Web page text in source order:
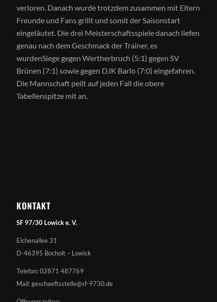
verloren. Danach wurde trotzdem zusammen mit Eltern
Freunde und Fans grillt und somitder Saisonstart
eingeläutet. Diedrei Meisterschaftsspiele danach liefen
genau nach dem Geschmack der Trainer,es
wurdenSiege gegen Wertherbruch (5:1) gegen SV
Brünen (7:1) sowie gegen DJK Barlo(7:0) eingefahren.
Die Mannschaft peiltauf jeden Fall die obere
Tabellenspitze mit an.
KONTAKT
SF 97/30 Lowick e. V.
Eichenallee 31
D-46395 Bocholt – Lowick
Telefon: 02871 487769
Mail: geschaeftsstelle@sf-9730.de